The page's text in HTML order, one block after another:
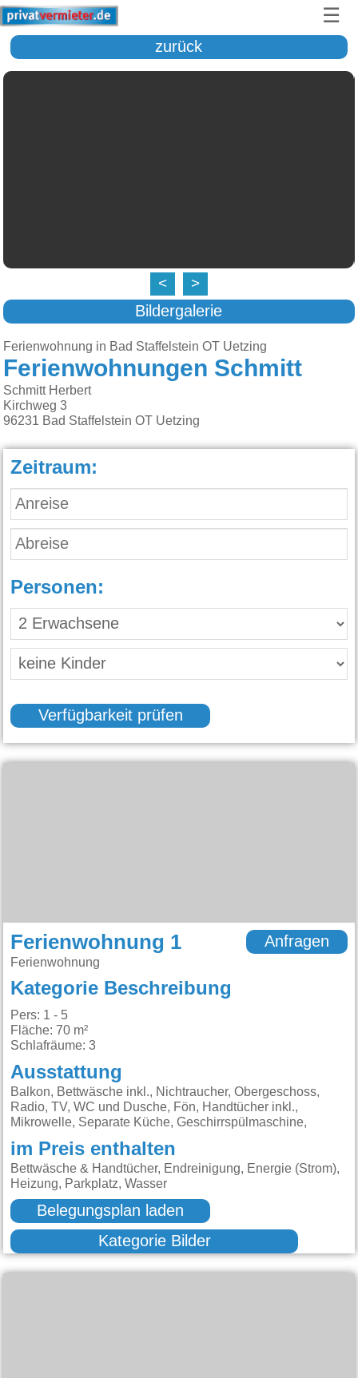
☰
zurück
< >
Bildergalerie
Ferienwohnung in Bad Staffelstein OT Uetzing
Ferienwohnungen Schmitt
Schmitt Herbert
Kirchweg 3
96231 Bad Staffelstein OT Uetzing
Zeitraum:
Personen:
Verfügbarkeit prüfen
Ferienwohnung 1
Ferienwohnung
Anfragen
Kategorie Beschreibung
Pers: 1 - 5
Fläche: 70 m²
Schlafräume: 3
Ausstattung
Balkon, Bettwäsche inkl., Nichtraucher, Obergeschoss,
Radio, TV, WC und Dusche, Fön, Handtücher inkl.,
Mikrowelle, Separate Küche, Geschirrspülmaschine,
im Preis enthalten
Bettwäsche & Handtücher, Endreinigung, Energie (Strom),
Heizung, Parkplatz, Wasser
Belegungsplan laden
Kategorie Bilder